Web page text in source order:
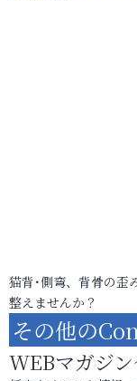
猫背･側弯、背骨の歪
整えませんか？
その他の
WEBマガジ